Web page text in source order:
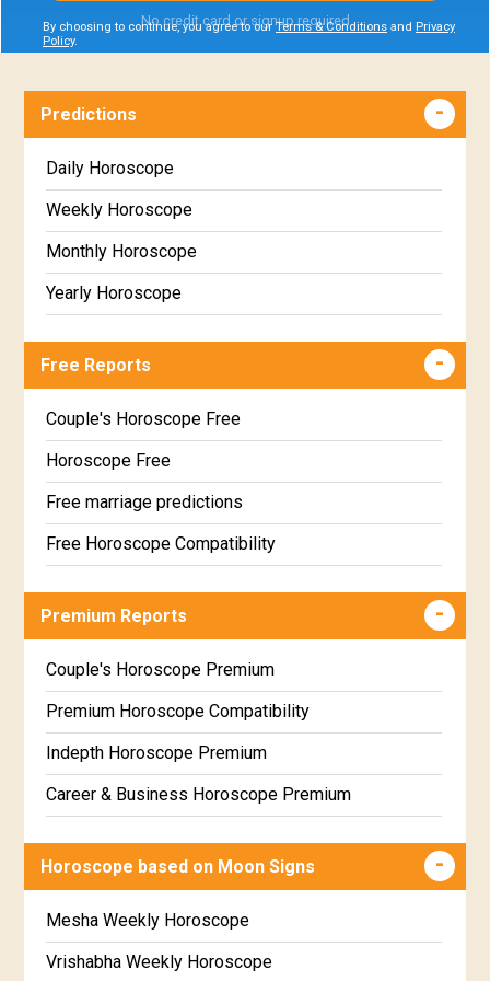
By choosing to continue, you agree to our Terms & Conditions and Privacy
Policy.
No credit card or signup required
Predictions
Daily Horoscope
Weekly Horoscope
Monthly Horoscope
Yearly Horoscope
Free Reports
Couple's Horoscope Free
Horoscope Free
Free marriage predictions
Free Horoscope Compatibility
Wealth & Fortune Horoscope Free
Free Daily Rashiphal
Free Weekly Rashifal
Free Star Horoscope
Free panchanga Predictions
Free Chinese Horoscope
Free Personal Horoscope
Free Chinese Compatibility
Premium Reports
Couple's Horoscope Premium
Premium Horoscope Compatibility
Indepth Horoscope Premium
Career & Business Horoscope Premium
Marriage Horoscope Premium
Premium Gem Recommendation Report
Premium Ugadi Prediction
Horoscope based on Moon Signs
Mesha Weekly Horoscope
Vrishabha Weekly Horoscope